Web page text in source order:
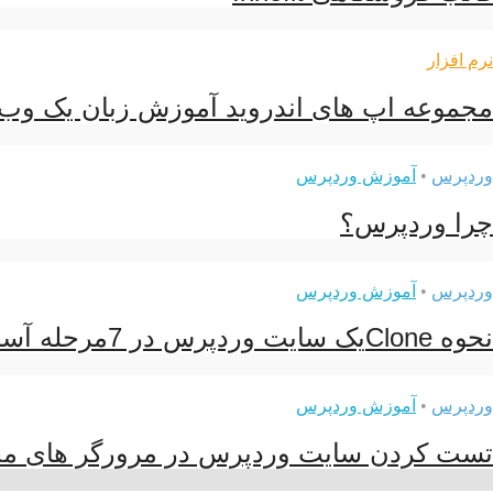
نرم افزار
مجموعه اپ های اندروید آموزش زبان یک
وردپرس • آموزش وردپرس
چرا وردپرس؟
وردپرس • آموزش وردپرس
نحوه Cloneیک سایت وردپرس در 7مرحله آسان
وردپرس • آموزش وردپرس
تست کردن سایت وردپرس در مرورگر های